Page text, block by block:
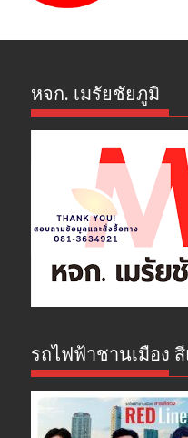
หจก. เมรัยชัยภูมิ
รถไฟฟ้าชานเมือง